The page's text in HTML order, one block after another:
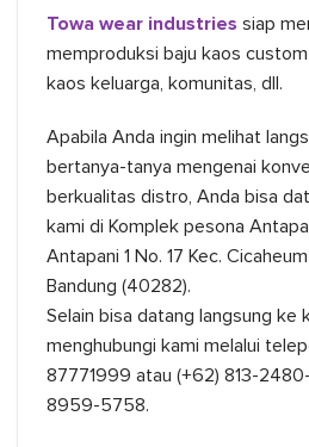
Towa wear industries siap
memproduksi baju kaos
kaos keluarga, komunitas, dll.
Apabila Anda ingin melihat
bertanya-tanya mengenai
berkualitas distro, Anda bisa
kami di Komplek pesona
Antapani 1 No. 17 Kec.
Bandung (40282).
Selain bisa datang langsung ke
menghubungi kami melalui
87771999 atau (+62) 813-
8959-5758.